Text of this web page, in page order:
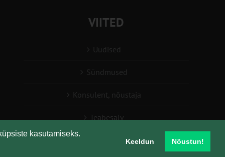
kasutamiseks.
Keeldun Nõustun!
VIITED
Uudised
Sündmused
Konsulent, nõustaja
Teabesalv
Liitu uudiskirjaga